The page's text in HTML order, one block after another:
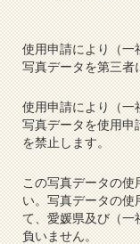
使用申請により（一
写真データを第三者
使用申請により（一
写真データを使用申
を禁止します。
この写真データの使
い。写真データの
て、愛媛県及び（一
負いません。